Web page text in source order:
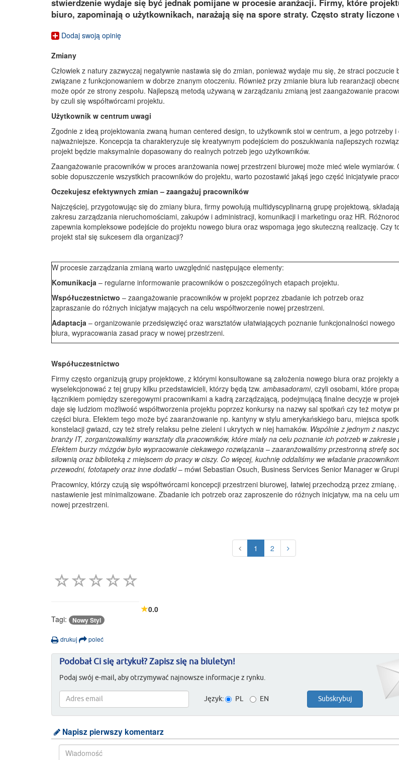
stwierdzenie wydaje się być jednak pomijane w procesie aranżacji. Firmy, które
biuro, zapominają o użytkownikach, narażają się na spore straty. Często straty liczone
Dodaj swoją opinię
Zmiany
Człowiek z natury zazwyczaj negatywnie nastawia się do zmian, ponieważ wydaje mu się, że straci poczucie
związane z funkcjonowaniem w dobrze znanym otoczeniu. Również przy zmianie biura lub rearanżacji
może opór ze strony zespołu. Najlepszą metodą używaną w zarządzaniu zmianą jest zaangażowanie
by czuli się współtwórcami projektu.
Użytkownik w centrum uwagi
Zgodnie z ideą projektowania zwaną human centered design, to użytkownik stoi w centrum, a jego potrzeby i
najważniejsze. Koncepcja ta charakteryzuje się kreatywnym podejściem do poszukiwania najlepszych
projekt będzie maksymalnie dopasowany do realnych potrzeb jego użytkowników.
Zaangażowanie pracowników w proces aranżowania nowej przestrzeni biurowej może mieć wiele wymiarów.
sobie dopuszczenie wszystkich pracowników do projektu, warto pozostawić jakąś jego część inicjatywie
Oczekujesz efektywnych zmian – zaangażuj pracowników
Najczęściej, przygotowując się do zmiany biura, firmy powołują multidyscyplinarną grupę projektową,
zakresu zarządzania nieruchomościami, zakupów i administracji, komunikacji i marketingu oraz HR.
zapewnia kompleksowe podejście do projektu nowego biura oraz wspomaga jego skuteczną realizację. Czy
projekt stał się sukcesem dla organizacji?
W procesie zarządzania zmianą warto uwzględnić następujące elementy:
Komunikacja – regularne informowanie pracowników o poszczególnych etapach projektu.
Współuczestnictwo – zaangażowanie pracowników w projekt poprzez zbadanie ich potrzeb oraz
zapraszanie do różnych inicjatyw mających na celu współtworzenie nowej przestrzeni.
Adaptacja – organizowanie przedsięwzięć oraz warsztatów ułatwiających poznanie funkcjonalności nowego
biura, wypracowania zasad pracy w nowej przestrzeni.
Współuczestnictwo
Firmy często organizują grupy projektowe, z którymi konsultowane są założenia nowego biura oraz projekty
wyselekcjonować z tej grupy kilku przedstawicieli, którzy będą tzw. ambasadorami, czyli osobami, które
łącznikiem pomiędzy szeregowymi pracownikami a kadrą zarządzającą, podejmującą finalne decyzje w
daje się ludziom możliwość współtworzenia projektu poprzez konkursy na nazwy sal spotkań czy też motyw
części biura. Efektem tego może być zaaranżowanie np. kantyny w stylu amerykańskiego baru, miejsca
konstelacji gwiazd, czy też strefy relaksu pełne zieleni i ukrytych w niej hamaków. Wspólnie z jednym z
branży IT, zorganizowaliśmy warsztaty dla pracowników, które miały na celu poznanie ich potrzeb w zakresie
Efektem burzy mózgów było wypracowanie ciekawego rozwiązania – zaaranżowaliśmy przestronną strefę
siłownią oraz biblioteką z miejscem do pracy w ciszy. Co więcej, kuchnię oddaliśmy we władanie
przewodni, fototapety oraz inne dodatki– mówi Sebastian Osuch, Business Services Senior Manager w
Pracownicy, którzy czują się współtwórcami koncepcji przestrzeni biurowej, łatwiej przechodzą przez
nastawienie jest minimalizowane. Zbadanie ich potrzeb oraz zaproszenie do różnych inicjatyw, ma na celu
nowej przestrzeni.
1 2
0.0
Tagi:
Nowy Styl
drukuj poleć
Podobał Ci się artykuł? Zapisz się na biuletyn!
Podaj swój e-mail, aby otrzymywać najnowsze informacje z rynku.
Język: PL EN
Napisz pierwszy komentarz